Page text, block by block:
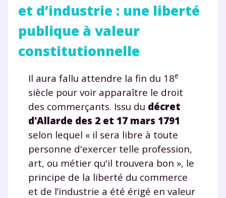
et d’industrie : une liberté
publique à valeur
constitutionnelle
Il aura fallu attendre la fin du 18e
siècle pour voir apparaître le droit
des commerçants. Issu du décret
d'Allarde des 2 et 17 mars 1791
selon lequel « il sera libre à toute
personne d'exercer telle profession,
art, ou métier qu'il trouvera bon », le
principe de la liberté du commerce
et de l’industrie a été érigé en valeur